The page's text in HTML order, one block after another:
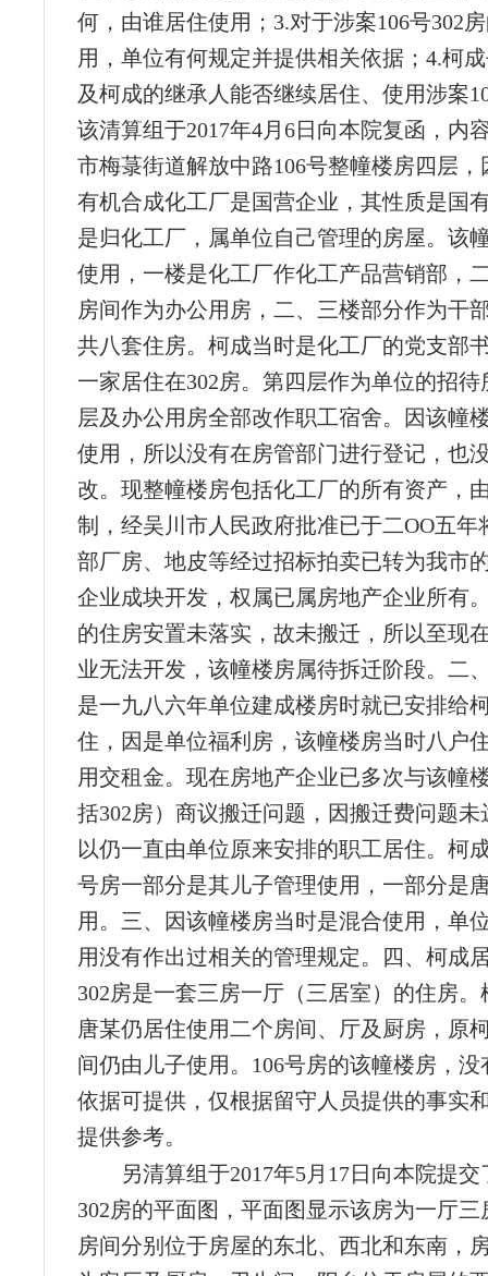
何，由谁居住使用；3.对于涉案106号302
用，单位有何规定并提供相关依据；4.柯
及柯成的继承人能否继续居住、使用涉案
该清算组于2017年4月6日向本院复函，内
市梅菉街道解放中路106号整幢楼房四层
有机合成化工厂是国营企业，其性质是国
是归化工厂，属单位自己管理的房屋。该
使用，一楼是化工厂作化工产品营销部，
房间作为办公用房，二、三楼部分作为干
共八套住房。柯成当时是化工厂的党支部
一家居住在302房。第四层作为单位的招
层及办公用房全部改作职工宿舍。因该幢
使用，所以没有在房管部门进行登记，也
改。现整幢楼房包括化工厂的所有资产，
制，经吴川市人民政府批准已于二OO五年
部厂房、地皮等经过招标拍卖已转为我市
企业成块开发，权属已属房地产企业所有
的住房安置未落实，故未搬迁，所以至现
业无法开发，该幢楼房属待拆迁阶段。二
是一九八六年单位建成楼房时就已安排给
住，因是单位福利房，该幢楼房当时八户
用交租金。现在房地产企业已多次与该幢
括302房）商议搬迁问题，因搬迁费问题
以仍一直由单位原来安排的职工居住。柯
号房一部分是其儿子管理使用，一部分是
用。三、因该幢楼房当时是混合使用，单
用没有作出过相关的管理规定。四、柯成
302房是一套三房一厅（三居室）的住房
唐某仍居住使用二个房间、厅及厨房，原
间仍由儿子使用。106号房的该幢楼房，
依据可提供，仅根据留守人员提供的事实
提供参考。
另清算组于2017年5月17日向本院提交
302房的平面图，平面图显示该房为一厅
房间分别位于房屋的东北、西北和东南，